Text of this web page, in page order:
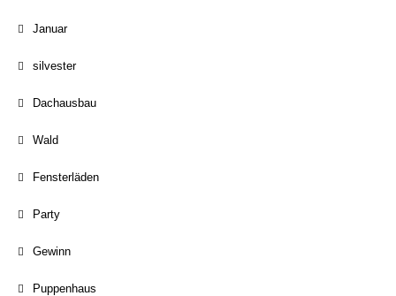
Januar
silvester
Dachausbau
Wald
Fensterläden
Party
Gewinn
Puppenhaus